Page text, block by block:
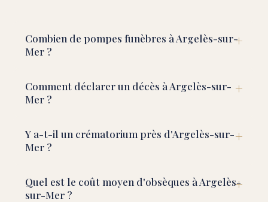
Combien de pompes funèbres à Argelès-sur-
Mer ?
Comment déclarer un décès à Argelès-sur-
Mer ?
Y a-t-il un crématorium près d'Argelès-sur-
Mer ?
Quel est le coût moyen d'obsèques à Argelès-
sur-Mer ?